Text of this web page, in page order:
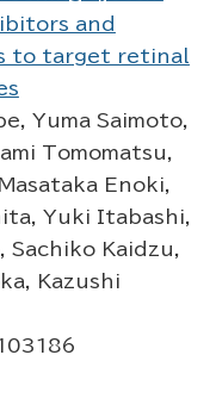
and
to target retinal
Yuma Saimoto,
Tomomatsu,
Enoki,
Yuki Itabashi,
Sachiko Kaidzu,
Kazushi